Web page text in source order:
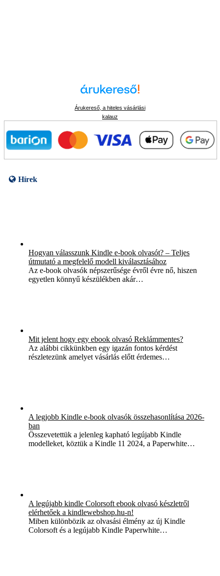
Árukereső, a hiteles vásárlási
kalauz
Hírek
Hogyan válasszunk Kindle e-book olvasót? – Teljes
útmutató a megfelelő modell kiválasztásához
Az e-book olvasók népszerűsége évről évre nő, hiszen
egyetlen könnyű készülékben akár…
Mit jelent hogy egy ebook olvasó Reklámmentes?
Az alábbi cikkünkben egy igazán fontos kérdést
részletezünk amelyet vásárlás előtt érdemes…
A legjobb Kindle e-book olvasók összehasonlítása 2026-
ban
Összevetettük a jelenleg kapható legújabb Kindle
modelleket, köztük a Kindle 11 2024, a Paperwhite…
A legújabb kindle Colorsoft ebook olvasó készletről
elérhetőek a kindlewebshop.hu-n!
Miben különbözik az olvasási élmény az új Kindle
Colorsoft és a legújabb Kindle Paperwhite…